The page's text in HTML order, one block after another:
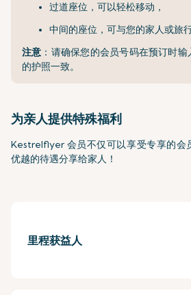
过道座位，可以轻松移动，
中间的座位，可与您的家人或旅
注意 ：请确保您的会员号码在预订时
的护照一致。
为亲人提供特殊福利
Kestrelflyer 会员不仅可以享受专享的会
优越的待遇分享给家人！
里程获益人